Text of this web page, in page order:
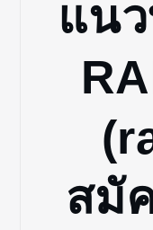
แน
สมั